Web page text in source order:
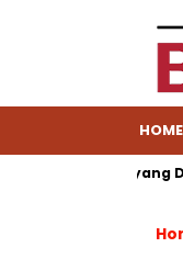
HOME
Pemohon yang